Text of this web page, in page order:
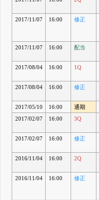
2017/11/07
16:00 修正
2017/11/07
16:00 配当
2017/08/04
16:00 1Q
2017/08/04
16:00 修正
2017/05/10
16:00 通期
2017/02/07
16:00 3Q
2017/02/07
16:00 修正
2016/11/04
16:00 2Q
2016/11/04
16:00 修正